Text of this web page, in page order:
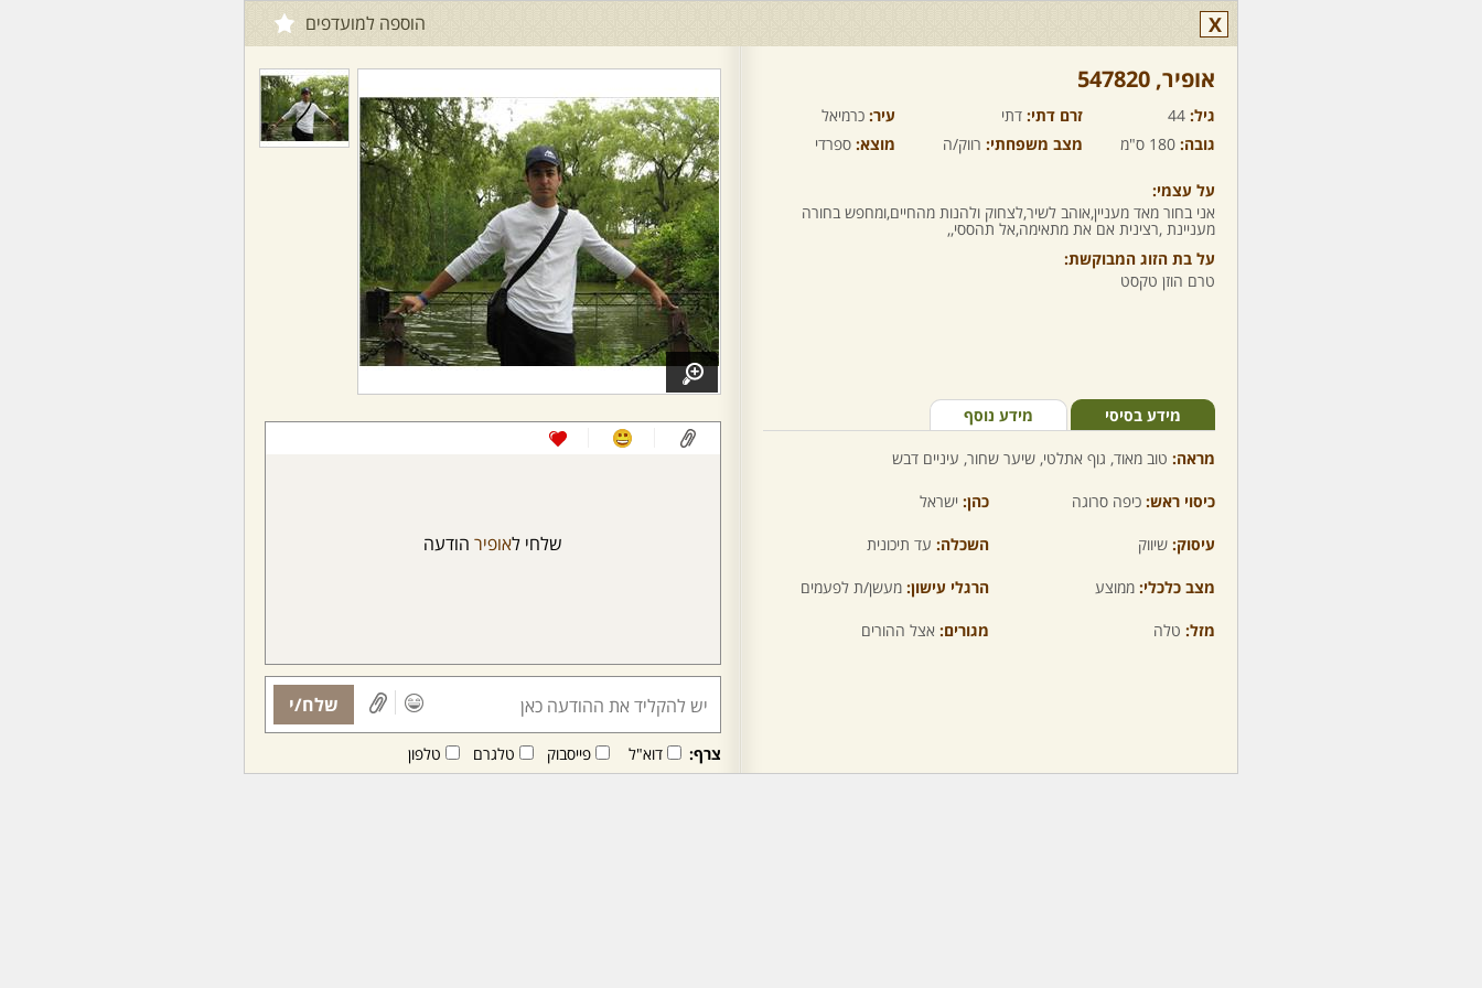
X הוספה למועדפים
אופיר,‏ 547820
גיל: 44 זרם דתי: דתי עיר: כרמיאל
גובה: 180 ס"מ מצב משפחתי: רווק/ה מוצא: ספרדי
על עצמי:
אני בחור מאד מעניין,אוהב לשיר,לצחוק ולהנות מהחיים,ומחפש בחורה
מעניינת ,רצינית אם את מתאימה,אל תהססי,,
על בת הזוג המבוקשת:
טרם הוזן טקסט
מידע בסיסי מידע נוסף
מראה: טוב מאוד, גוף אתלטי, שיער שחור, עיניים דבש
כיסוי ראש: כיפה סרוגה כהן: ישראל
עיסוק: שיווק השכלה: עד תיכונית
מצב כלכלי: ממוצע הרגלי עישון: מעשן/ת לפעמים
מזל: טלה מגורים: אצל ההורים
שלחי לאופיר הודעה
שלח/י
צרף: דוא"ל פייסבוק טלגרם טלפון